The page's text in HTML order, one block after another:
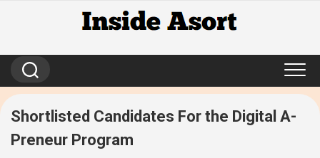
Shortlisted Candidates For the Digital A-
Preneur Program